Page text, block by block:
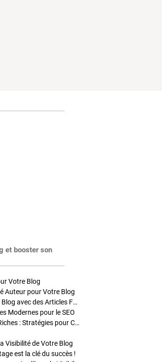
et booster son
Votre Blog
Auteur pour Votre Blog
Stratégies de Publication : Boostez Votre Blog avec des Articles Fréquents et Exclusifs
Modernes pour le SEO
Enrichir Vos Articles avec des Contenus Riches : Stratégies pour Captiver et Optimiser
Visibilité de Votre Blog
est la clé du succès !